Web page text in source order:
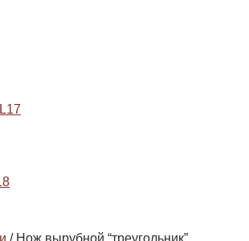
/ Нож вырубной “треугольник”